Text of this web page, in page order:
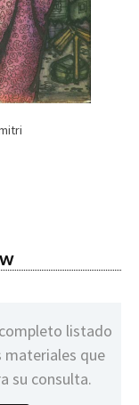
listado
materiales que
su consulta.